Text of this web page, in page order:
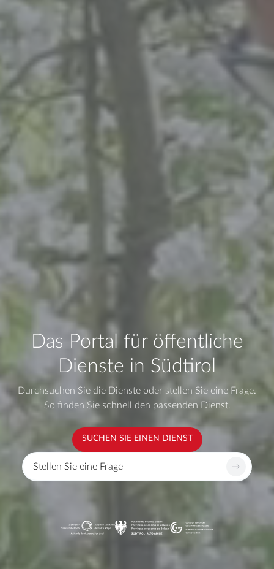
Das Portal für öffentliche
Dienste in Südtirol
Durchsuchen Sie die Dienste oder stellen Sie eine Frage.
So finden Sie schnell den passenden Dienst.
SUCHEN SIE EINEN DIENST